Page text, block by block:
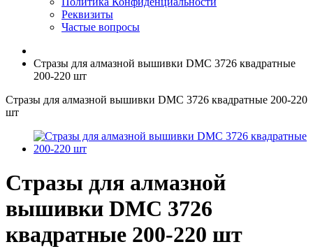
Реквизиты
Частые вопросы
Стразы для алмазной вышивки DMC 3726 квадратные
200-220 шт
Стразы для алмазной вышивки DMC 3726 квадратные 200-220
шт
Стразы для алмазной
вышивки DMC 3726
квадратные 200-220 шт